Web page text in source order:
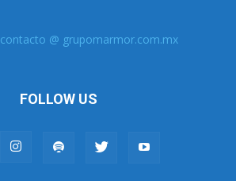
contacto @ grupomarmor.com.mx
FOLLOW US